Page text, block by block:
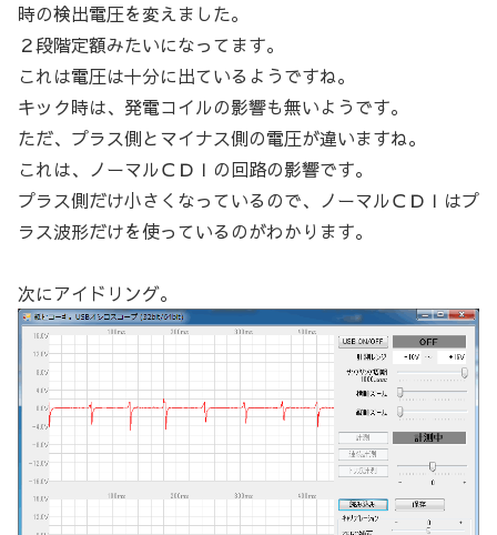
時の検出電圧を変えました。
２段階定額みたいになってます。
これは電圧は十分に出ているようですね。
キック時は、発電コイルの影響も無いようです。
ただ、プラス側とマイナス側の電圧が違いますね。
これは、ノーマルＣＤＩの回路の影響です。
プラス側だけ小さくなっているので、ノーマルＣＤＩはプ
ラス波形だけを使っているのがわかります。
次にアイドリング。